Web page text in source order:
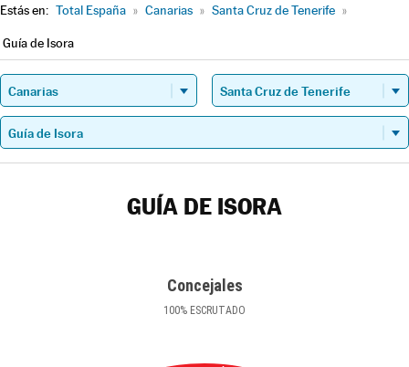
Estás en: Total España » Canarias » Santa Cruz de Tenerife »
Guía de Isora
GUÍA DE ISORA
Concejales
100% ESCRUTADO